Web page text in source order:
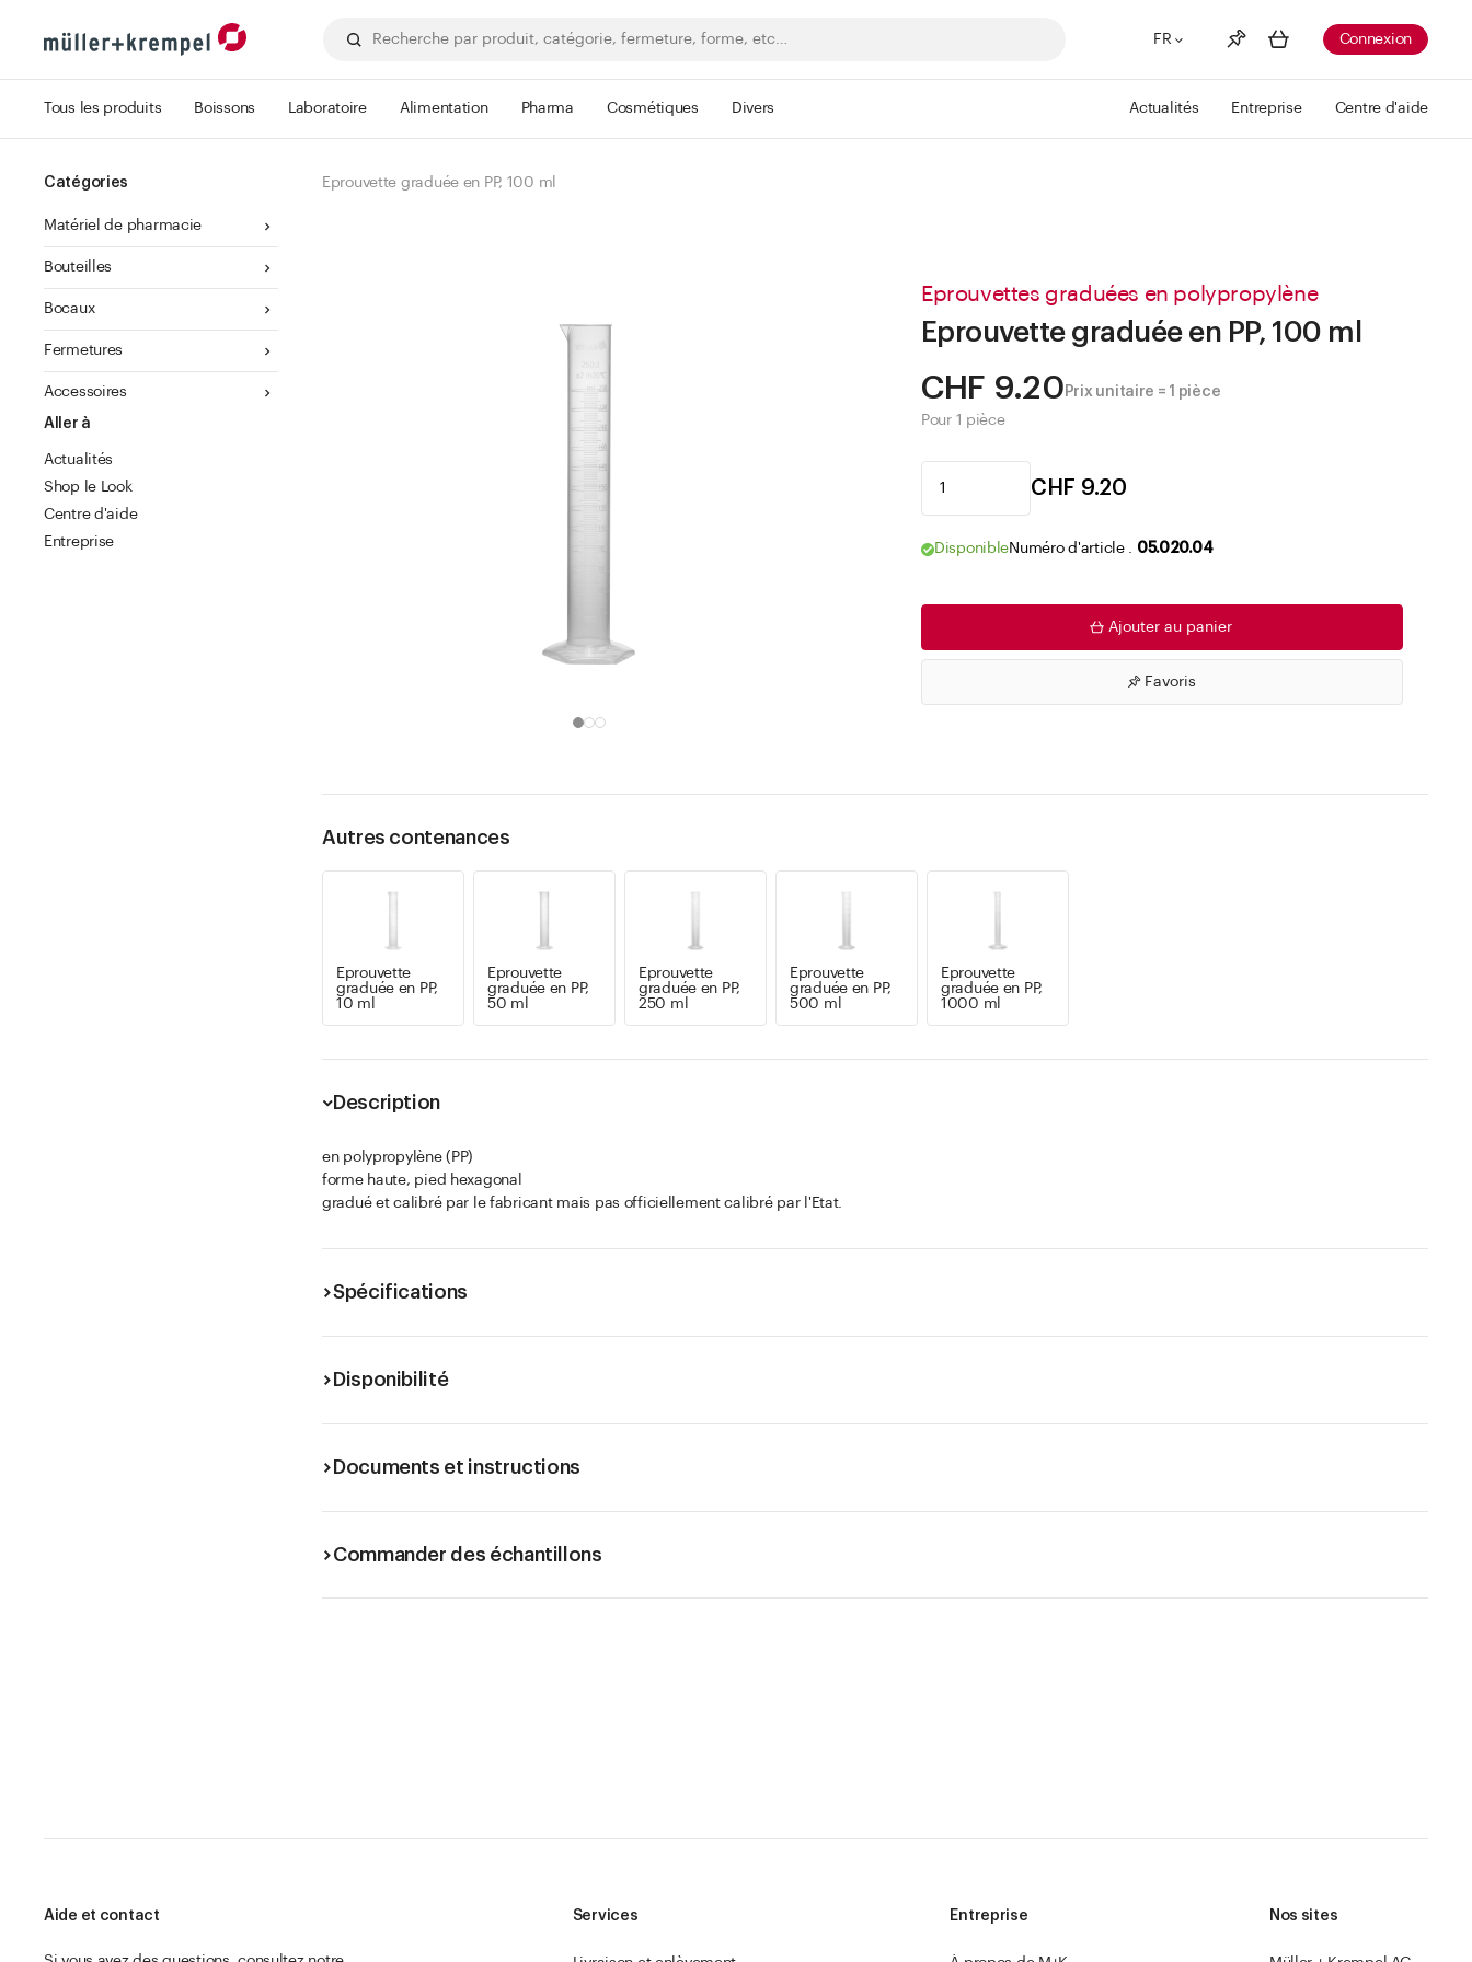
FR
Liste de souhaits Voir plus
Connexion
Tous les produits Boissons Laboratoire Alimentation Pharma Cosmétiques Divers Actualités Entreprise Centre d'aide
Catégories
Matériel de pharmacie
Bouteilles
Bocaux
Fermetures
Accessoires
Aller à
Actualités
Shop le Look
Centre d'aide
Entreprise
Eprouvette graduée en PP, 100 ml
Eprouvettes graduées en polypropylène
Eprouvette graduée en PP, 100 ml
CHF 9.20 Prix unitaire = 1 pièce
Pour 1 pièce
CHF 9.20
DisponibleNuméro d'article . 05.020.04
Ajouter au panier
Favoris
Autres contenances
Eprouvette
graduée en PP,
10 ml
Eprouvette
graduée en PP,
50 ml
Eprouvette
graduée en PP,
250 ml
Eprouvette
graduée en PP,
500 ml
Eprouvette
graduée en PP,
1000 ml
Description
en polypropylène (PP)
forme haute, pied hexagonal
gradué et calibré par le fabricant mais pas officiellement calibré par l'Etat.
Spécifications
Disponibilité
Documents et instructions
Commander des échantillons
Aide et contact Services Entreprise Nos sites